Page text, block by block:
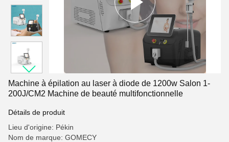
Machine à épilation au laser à diode de 1200w Salon 1-
200J/CM2 Machine de beauté multifonctionnelle
Détails de produit
Lieu d'origine: Pékin
Nom de marque: GOMECY